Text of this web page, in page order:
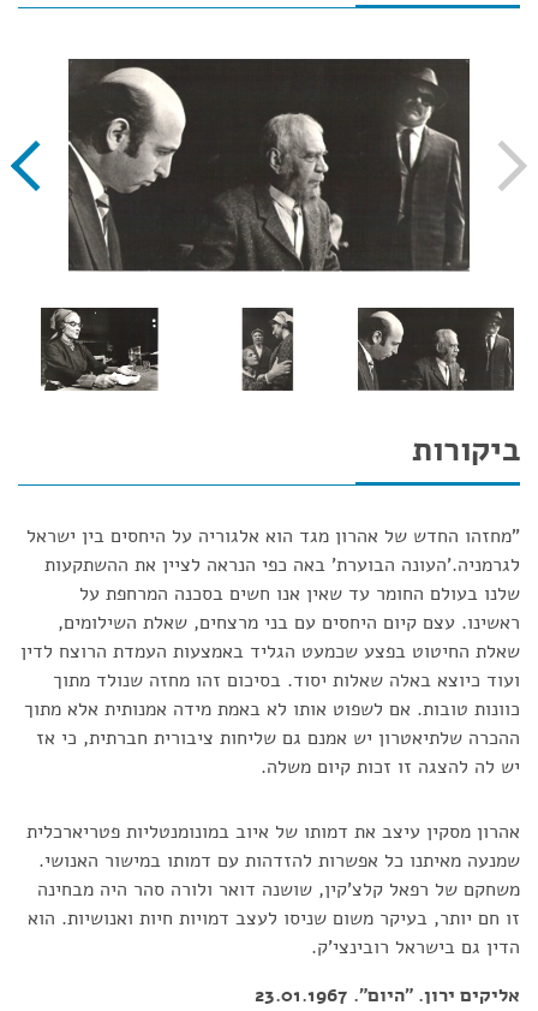
ביקורות
"מחזהו החדש של אהרון מגד הוא אלגוריה על היחסים בין ישראל
לגרמניה.'העונה הבוערת' באה כפי הנראה לציין את ההשתקעות
שלנו בעולם החומר עד שאין אנו חשים בסכנה המרחפת על
ראשינו. עצם קיום היחסים עם בני מרצחים, שאלת השילומים,
שאלת החיטוט בפצע שכמעט הגליד באמצעות העמדת הרוצח לדין
ועוד כיוצא באלה שאלות יסוד. בסיכום זהו מחזה שנולד מתוך
כוונות טובות. אם לשפוט אותו לא באמת מידה אמנותית אלא מתוך
ההכרה שלתיאטרון יש אמנם גם שליחות ציבורית חברתית, כי אז
יש לה להצגה זו זכות קיום משלה.
אהרון מסקין עיצב את דמותו של איוב במונומנטליות פטריארכלית
שמנעה מאיתנו כל אפשרות להזדהות עם דמותו במישור האנושי.
משחקם של רפאל קלצ'קין, שושנה דואר ולורה סהר היה מבחינה
זו חם יותר, בעיקר משום שניסו לעצב דמויות חיות ואנושיות. הוא
הדין גם בישראל רובינצי'ק.
אליקים ירון. "היום". 23.01.1967